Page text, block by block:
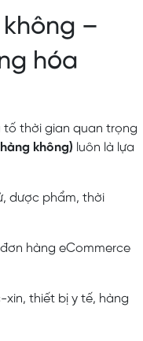
–
hóa
tố thời gian quan trọng
không) luôn là lựa
dược phẩm, thời
hàng eCommerce
thiết bị y tế, hàng